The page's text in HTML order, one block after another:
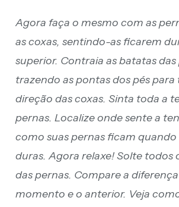
Agora faça o mesmo com as
as coxas, sentindo-as ficarem
superior. Contraia as batatas das
trazendo as pontas dos pés para
direção das coxas. Sinta toda a
pernas. Localize onde sente a
como suas pernas ficam quando
duras. Agora relaxe! Solte todos
das pernas. Compare a
momento e o anterior. Veja